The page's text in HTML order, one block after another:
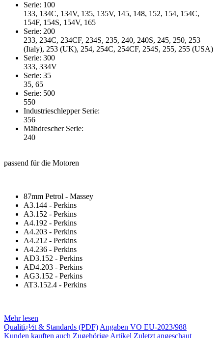
Serie: 100
133, 134C, 134V, 135, 135V, 145, 148, 152, 154, 154C,
154F, 154S, 154V, 165
Serie: 200
233, 234C, 234CF, 234S, 235, 240, 240S, 245, 250, 253
(Italy), 253 (UK), 254, 254C, 254CF, 254S, 255, 255 (USA)
Serie: 300
333, 334V
Serie: 35
35, 65
Serie: 500
550
Industrieschlepper Serie:
356
Mähdrescher Serie:
240
passend für die Motoren
87mm Petrol - Massey
A3.144 - Perkins
A3.152 - Perkins
A4.192 - Perkins
A4.203 - Perkins
A4.212 - Perkins
A4.236 - Perkins
AD3.152 - Perkins
AD4.203 - Perkins
AG3.152 - Perkins
AT3.152.4 - Perkins
Mehr lesen
Qualitï¿½t & Standards (PDF)Angaben VO EU-2023/988
Kunden kauften auch Zugehörige Artikel Zuletzt angeschaut